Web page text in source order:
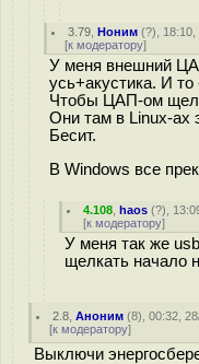
3.79 ,Ноним (?), 18:10,
[к модератору]
У меня внешний
усь+акустика. И то
Чтобы ЦАП-ом
Они там в Linux-ах
Бесит.
В Windows все
4.108 ,haos (?),
[к модератору]
У меня так же
щелкать начало
2.8 ,Аноним (8), 00:32,
[к модератору]
Выключи